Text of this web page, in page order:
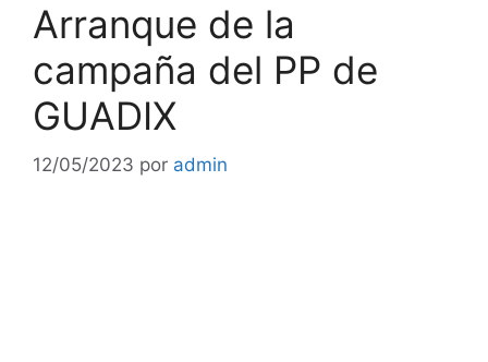
Arranque de la
campaña del PP de
GUADIX
12/05/2023 por admin